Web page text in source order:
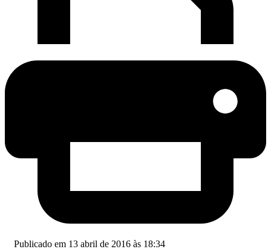
Publicado em 13 abril de 2016 às 18:34